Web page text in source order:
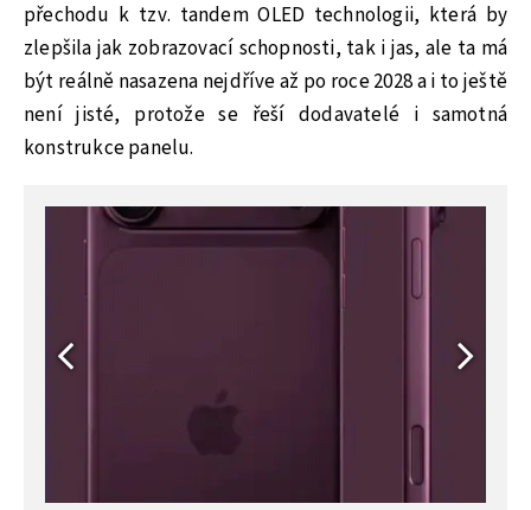
přechodu k tzv. tandem OLED technologii, která by
zlepšila jak zobrazovací schopnosti, tak i jas, ale ta má
být reálně nasazena nejdříve až po roce 2028 a i to ještě
není jisté, protože se řeší dodavatelé i samotná
konstrukce panelu.